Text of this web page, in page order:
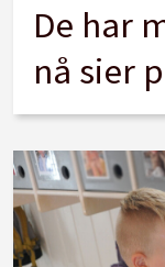
De har
nå sier